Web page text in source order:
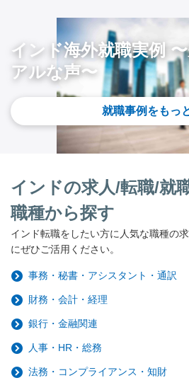
インド海外就職実例
アルな声〜
就職事例をもっ
インドの求人/転職/就
職種から探す
インド転職をしたい方に人気な職種の
にぜひご活用ください。
事務・秘書・アシスタント・通訳
財務・会計・経理
銀行・金融関連
人事・HR・総務
法務・コンプライアンス・知財